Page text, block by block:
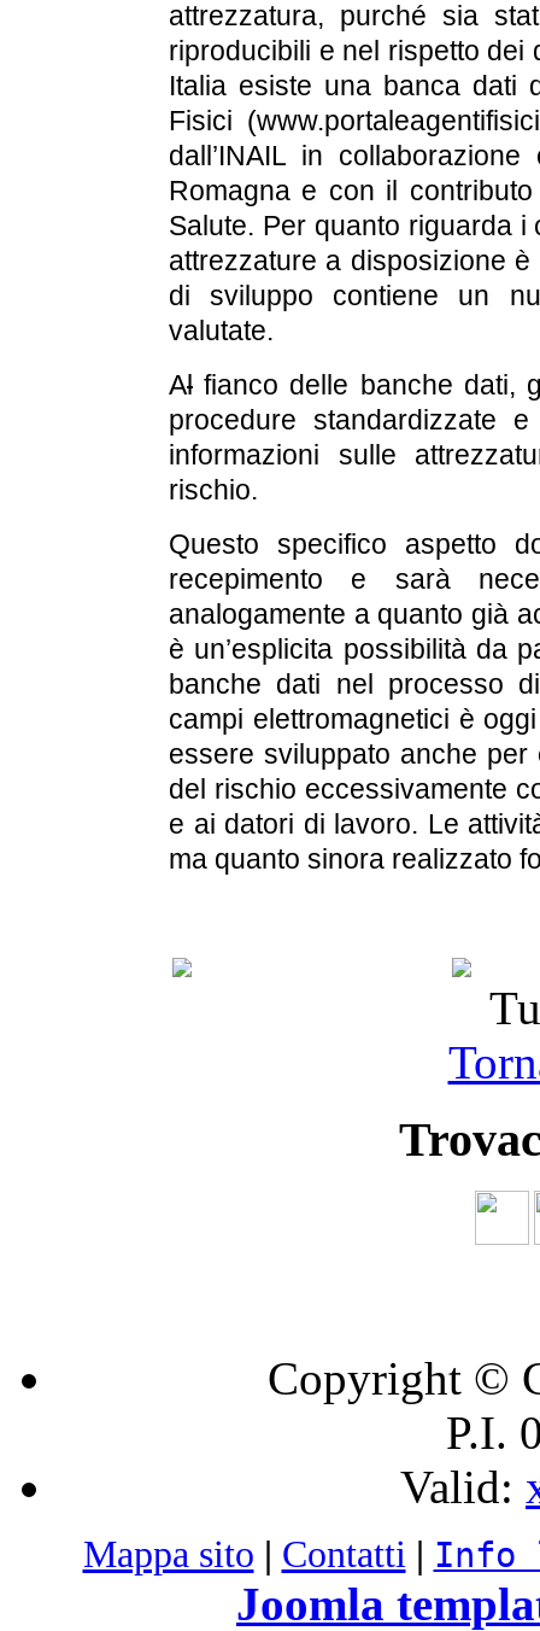
attrezzatura, purché sia
riproducibili e nel rispetto dei
Italia esiste una banca dati
Fisici
dall’INAIL in
Romagna e con il
Salute. Per quanto riguarda
attrezzature a disposizione
di sviluppo contiene un
valutate.
Al fianco delle banche dati,
procedure standardizzate
informazioni sulle
rischio.
Questo specifico aspetto
recepimento e sarà
analogamente a quanto già
è un’esplicita possibilità da
banche dati nel processo
campi elettromagnetici è
essere sviluppato anche
del rischio eccessivamente
e ai datori di lavoro. Le
ma quanto sinora realizzato
Copyright ©
P.I.
Valid:
Mappa sito | Contatti | Info
Joomla